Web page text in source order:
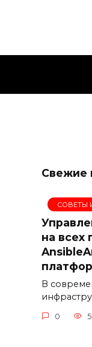
Свежие
СОВЕТЫ
на всех
В
0